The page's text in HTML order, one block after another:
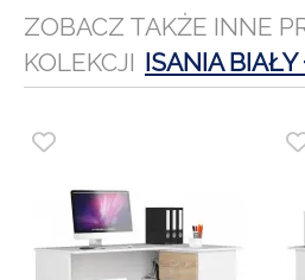
ZOBACZ TAKŻE INNE
KOLEKCJI ISANIA